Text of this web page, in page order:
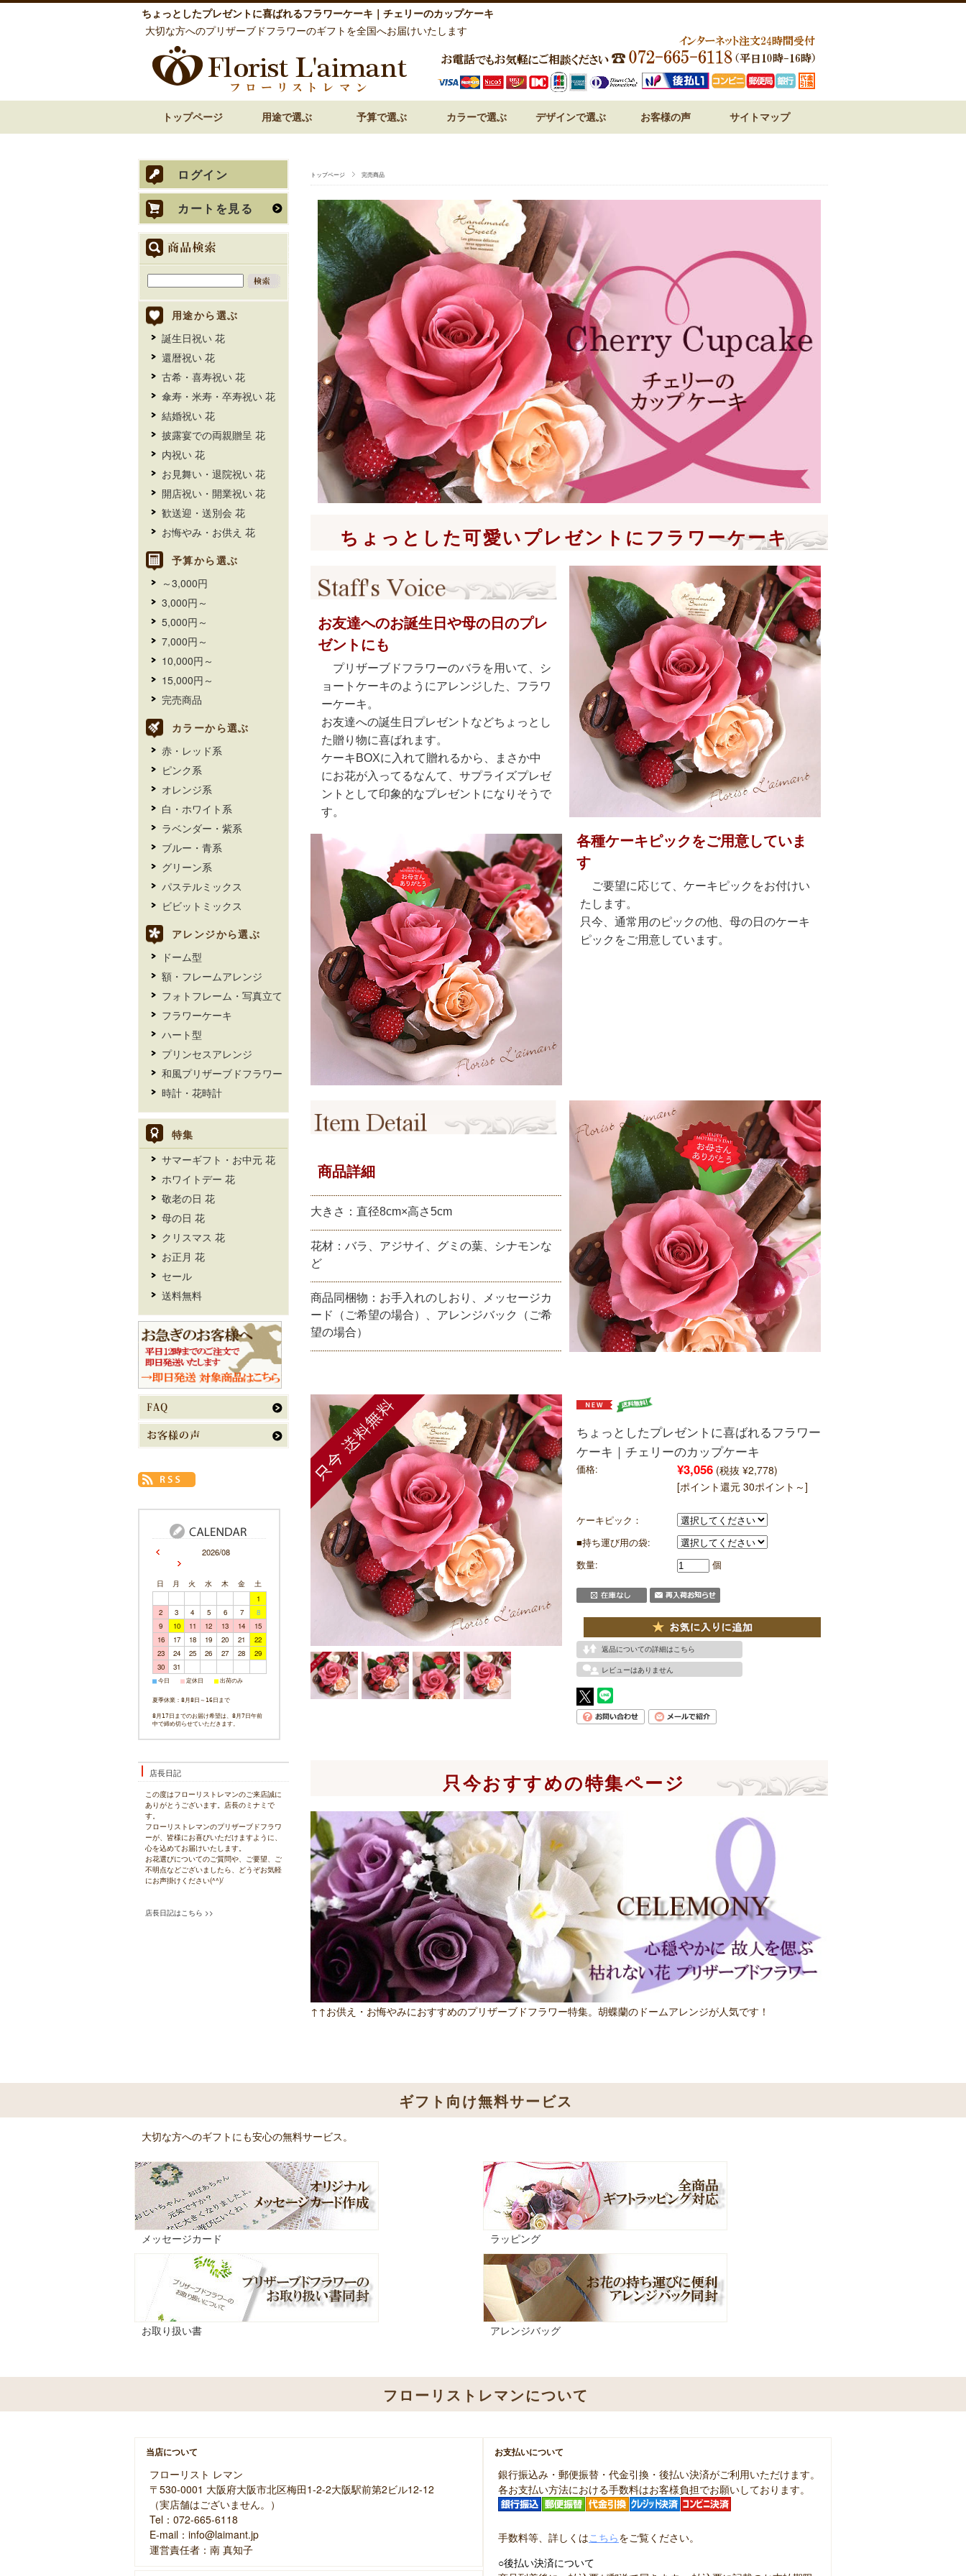
ちょっとしたプレゼントに喜ばれるフラワーケーキ｜チェリーのカップケーキ
大切な方へのプリザーブドフラワーのギフトを全国へお届けいたします
トップページ 用途で選ぶ 予算で選ぶ カラーで選ぶ デザインで選ぶ お客様の声 サイトマップ
トップページ 完売商品
ちょっとした可愛いプレゼントにフラワーケーキ
お友達へのお誕生日や母の日のプレ
ゼントにも
プリザーブドフラワーのバラを用いて、シ
ョートケーキのようにアレンジした、フラワ
ーケーキ。
お友達への誕生日プレゼントなどちょっとし
た贈り物に喜ばれます。
ケーキBOXに入れて贈れるから、まさか中
にお花が入ってるなんて、サプライズプレゼ
ントとして印象的なプレゼントになりそうで
す。
各種ケーキピックをご用意していま
す
ご要望に応じて、ケーキピックをお付けい
たします。
只今、通常用のピックの他、母の日のケーキ
ピックをご用意しています。
商品詳細
大きさ：直径8cm×高さ5cm
花材：バラ、アジサイ、グミの葉、シナモンな
ど
商品同梱物：お手入れのしおり、メッセージカ
ード（ご希望の場合）、アレンジバック（ご希
望の場合）
ちょっとしたプレゼントに喜ばれるフラワー
ケーキ｜チェリーのカップケーキ
価格: ¥3,056 (税抜 ¥2,778)
[ポイント還元 30ポイント～]
ケーキピック：
■持ち運び用の袋:
数量:
個
返品についての詳細はこちら
レビューはありません
只今おすすめの特集ページ
↑↑お供え・お悔やみにおすすめのプリザーブドフラワー特集。胡蝶蘭のドームアレンジが人気です！
ログイン
カートを見る
用途から選ぶ
誕生日祝い 花
還暦祝い 花
古希・喜寿祝い 花
傘寿・米寿・卒寿祝い 花
結婚祝い 花
披露宴での両親贈呈 花
内祝い 花
お見舞い・退院祝い 花
開店祝い・開業祝い 花
歓送迎・送別会 花
お悔やみ・お供え 花
予算から選ぶ
～3,000円
3,000円～
5,000円～
7,000円～
10,000円～
15,000円～
完売商品
カラーから選ぶ
赤・レッド系
ピンク系
オレンジ系
白・ホワイト系
ラベンダー・紫系
ブルー・青系
グリーン系
パステルミックス
ビビットミックス
アレンジから選ぶ
ドーム型
額・フレームアレンジ
フォトフレーム・写真立て
フラワーケーキ
ハート型
プリンセスアレンジ
和風プリザーブドフラワー
時計・花時計
特集
サマーギフト・お中元 花
ホワイトデー 花
敬老の日 花
母の日 花
クリスマス 花
お正月 花
セール
送料無料
2026/08
日 月 火 水 木 金
土
1
2
3 4 5 6 7
8
9
10 11 12 13 14
15
16
17 18 19 20 21
22
23
24 25 26 27 28
29
30
31
■ 今日 ■ 定休日 ■ 出荷のみ
夏季休業：8月8日～16日まで
8月17日までのお届け希望は、8月7日午前
中で締め切らせていただきます。
店長日記
この度はフローリストレマンのご来店誠に
ありがとうございます。店長のミナミで
す。
フローリストレマンのプリザーブドフラワ
ーが、皆様にお喜びいただけますように、
心を込めてお届けいたします。
お花選びについてのご質問や、ご要望、ご
不明点などございましたら、どうぞお気軽
にお声掛けください(^^)/
店長日記はこちら >>
ギフト向け無料サービス
大切な方へのギフトにも安心の無料サービス。
メッセージカード ラッピング
お取り扱い書 アレンジバッグ
フローリストレマンについて
当店について
フローリスト レマン
〒530-0001 大阪府大阪市北区梅田1-2-2大阪駅前第2ビル12-12
（実店舗はございません。）
Tel：072-665-6118
E-mail：info@laimant.jp
運営責任者：南 真知子
お支払いについて
銀行振込み・郵便振替・代金引換・後払い決済がご利用いただけます。
各お支払い方法における手数料はお客様負担でお願いしております。
手数料等、詳しくはこちらをご覧ください。
○後払い決済について